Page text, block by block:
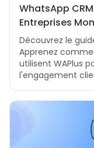
WhatsApp
Entreprises
Découvrez le
Apprenez
utilisent WAPlus
l'engagement